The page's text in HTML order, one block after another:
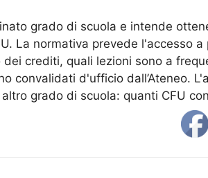
grado di scuola e intende
La normativa prevede l'accesso a
crediti, quali lezioni sono a
convalidati d'ufficio dall’Ateneo.
grado di scuola: quanti CFU